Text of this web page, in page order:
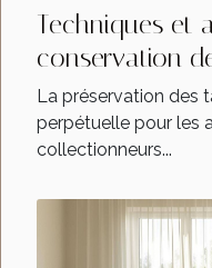
Techniques et
conservation
La préservation des
perpétuelle pour les
collectionneurs...